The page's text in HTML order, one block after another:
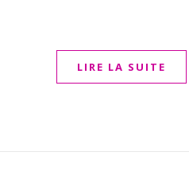
LIRE LA SUITE